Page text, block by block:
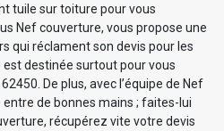
tuile sur toiture pour vous
Nef couverture, vous propose une
qui réclament son devis pour les
destinée surtout pour vous
De plus, avec l’équipe de Nef
de bonnes mains ; faites-lui
récupérez vite votre devis